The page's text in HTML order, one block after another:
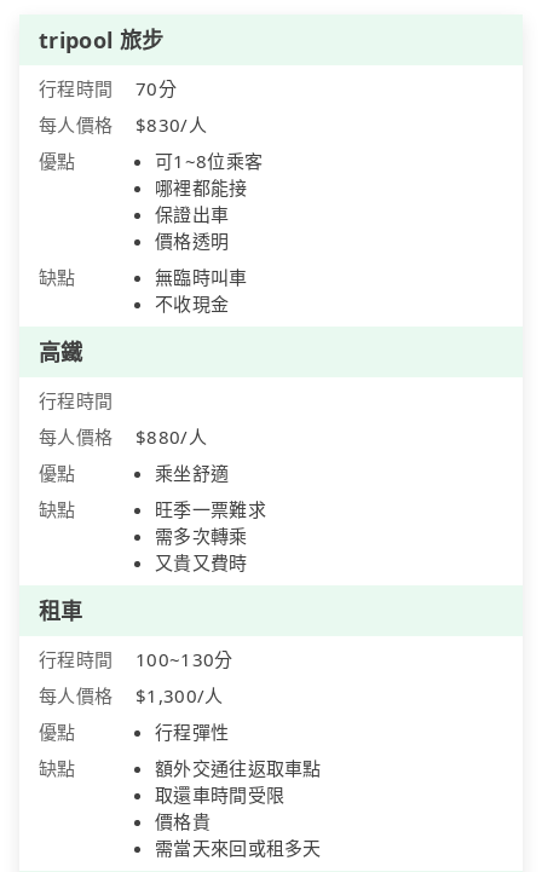
tripool 旅步
行程時間
70分
每人價格
$830/人
優點
可1~8位乘客
哪裡都能接
保證出車
價格透明
缺點
無臨時叫車
不收現金
高鐵
行程時間
每人價格
$880/人
優點
乘坐舒適
缺點
旺季一票難求
需多次轉乘
又貴又費時
租車
行程時間
100~130分
每人價格
$1,300/人
優點
行程彈性
缺點
額外交通往返取車點
取還車時間受限
價格貴
需當天來回或租多天